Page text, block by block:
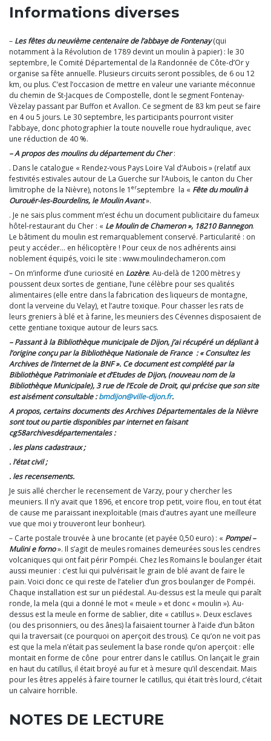
Informations diverses
– Les fêtes du neuvième centenaire de l’abbaye de Fontenay(qui
notamment à la Révolution de 1789 devint un moulin à papier) : le 30
septembre, le Comité Départemental de la Randonnée de Côte-d’Or y
organise sa fête annuelle. Plusieurs circuits seront possibles, de 6 ou 12
km, ou plus. C’est l’occasion de mettre en valeur une variante méconnue
du chemin de St-Jacques de Compostelle, dont le segment Fontenay-
Vèzelay passant par Buffon et Avallon. Ce segment de 83 km peut se faire
en 4 ou 5 jours. Le 30 septembre, les participants pourront visiter
l’abbaye, donc photographier la toute nouvelle roue hydraulique, avec
une réduction de 40 %.
– A propos des moulins du département du Cher:
. Dans le catalogue « Rendez-vous Pays Loire Val d’Aubois » (relatif aux
festivités estivales autour de La Guerche sur l’Aubois, le canton du Cher
limitrophe de la Nièvre), notons le 1 erseptembre la « Fête du moulin à
Ourouër-les-Bourdelins, le Moulin Avant».
. Je ne sais plus comment m’est échu un document publicitaire du fameux
hôtel-restaurant du Cher : « Le Moulin de Chameron », 18210 Bannegon.
Le bâtiment du moulin est remarquablement conservé. Particularité : on
peut y accéder… en hélicoptère ! Pour ceux de nos adhérents ainsi
noblement équipés, voici le site : www.moulindechameron.com
– On m’informe d’une curiosité en Lozère. Au-delà de 1200 mètres y
poussent deux sortes de gentiane, l’une célèbre pour ses qualités
alimentaires (elle entre dans la fabrication des liqueurs de montagne,
dont la verveine du Velay), et l’autre toxique. Pour chasser les rats de
leurs greniers à blé et à farine, les meuniers des Cévennes disposaient de
cette gentiane toxique autour de leurs sacs.
– Passant à la Bibliothèque municipale de Dijon, j’ai récupéré un dépliant à
l’origine conçu par la Bibliothèque Nationale de France : « Consultez les
Archives de l’internet de la BNF ». Ce document est complété par la
Bibliothèque Patrimoniale et d’Etudes de Dijon, (nouveau nom de la
Bibliothèque Municipale), 3 rue de l’Ecole de Droit, qui précise que son site
est aisément consultable : bmdijon@ville-dijon.fr.
A propos, certains documents des Archives Départementales de la Nièvre
sont tout ou partie disponibles par internet en faisant
cg58archivesdépartementales :
. les plans cadastraux ;
. l’état civil ;
. les recensements.
Je suis allé chercher le recensement de Varzy, pour y chercher les
meuniers. Il n’y avait que 1896, et encore trop petit, voire flou, en tout état
de cause me paraissant inexploitable (mais d’autres ayant une meilleure
vue que moi y trouveront leur bonheur).
– Carte postale trouvée à une brocante (et payée 0,50 euro) : « Pompei –
Mulini e forno». Il s’agit de meules romaines demeurées sous les cendres
volcaniques qui ont fait périr Pompéi. Chez les Romains le boulanger était
aussi meunier : c’est lui qui pulvérisait le grain de blé avant de faire le
pain. Voici donc ce qui reste de l’atelier d’un gros boulanger de Pompéi.
Chaque installation est sur un piédestal. Au-dessus est la meule qui paraît
ronde, la mela (qui a donné le mot « meule » et donc « moulin »). Au-
dessus est la meule en forme de sablier, dite « catillus ». Deux esclaves
(ou des prisonniers, ou des ânes) la faisaient tourner à l’aide d’un bâton
qui la traversait (ce pourquoi on aperçoit des trous). Ce qu’on ne voit pas
est que la mela n’était pas seulement la base ronde qu’on aperçoit : elle
montait en forme de cône pour entrer dans le catillus. On lançait le grain
en haut du catillus, il était broyé au fur et à mesure qu’il descendait. Mais
pour les êtres appelés à faire tourner le catillus, qui était très lourd, c’était
un calvaire horrible.
NOTES DE LECTURE